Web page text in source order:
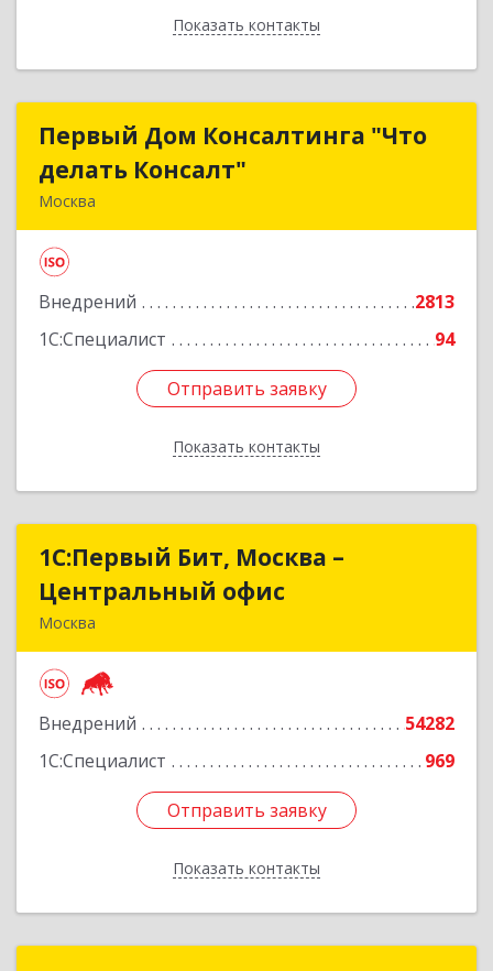
Показать контакты
Назад
Первый Дом Консалтинга "Что
делать Консалт"
Москва
Внедрений
2813
1С:Специалист
94
Отправить заявку
Показать контакты
Первый Дом Консалтинга "Что
Отправить заявку
Назад
1С:Первый Бит, Москва –
Центральный офис
Москва
Внедрений
54282
1С:Специалист
969
Отправить заявку
Показать контакты
1С:Первый Бит, Москва –
Центральный офис
Подробнее
Отправить заявку
Назад